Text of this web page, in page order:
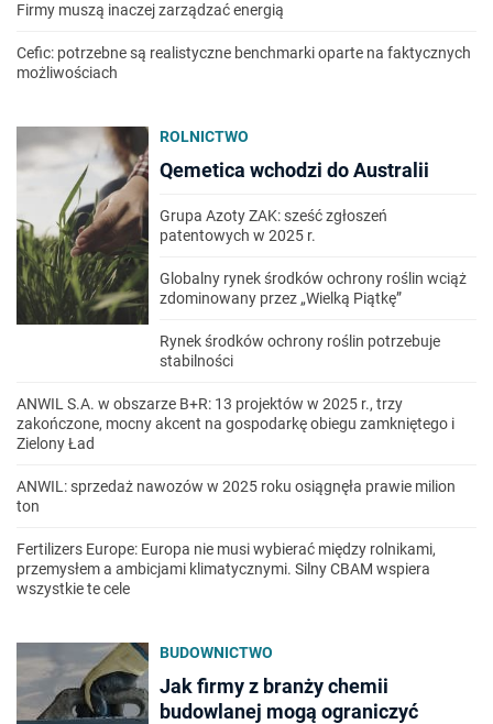
Firmy muszą inaczej zarządzać energią
Cefic: potrzebne są realistyczne benchmarki oparte na faktycznych
możliwościach
ROLNICTWO
Qemetica wchodzi do Australii
Grupa Azoty ZAK: sześć zgłoszeń
patentowych w 2025 r.
Globalny rynek środków ochrony roślin wciąż
zdominowany przez „Wielką Piątkę”
Rynek środków ochrony roślin potrzebuje
stabilności
ANWIL S.A. w obszarze B+R: 13 projektów w 2025 r., trzy
zakończone, mocny akcent na gospodarkę obiegu zamkniętego i
Zielony Ład
ANWIL: sprzedaż nawozów w 2025 roku osiągnęła prawie milion
ton
Fertilizers Europe: Europa nie musi wybierać między rolnikami,
przemysłem a ambicjami klimatycznymi. Silny CBAM wspiera
wszystkie te cele
BUDOWNICTWO
Jak firmy z branży chemii
budowlanej mogą ograniczyć